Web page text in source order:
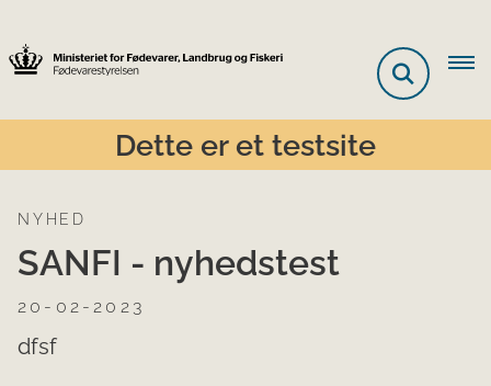
Dette er et testsite
NYHED
SANFI - nyhedstest
20-02-2023
dfsf